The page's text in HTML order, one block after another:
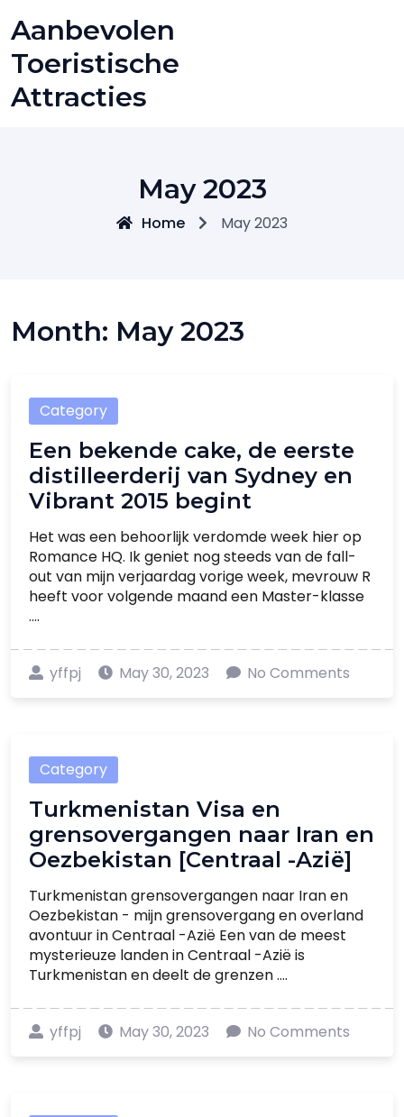
to
content
Aanbevolen
Toeristische
Attracties
May 2023
Home May 2023
Month: May 2023
Category
Een bekende cake, de eerste
distilleerderij van Sydney en
Vibrant 2015 begint
Het was een behoorlijk verdomde week hier op
Romance HQ. Ik geniet nog steeds van de fall-
out van mijn verjaardag vorige week, mevrouw R
heeft voor volgende maand een Master-klasse
....
yffpj May 30, 2023 No Comments
Category
Turkmenistan Visa en
grensovergangen naar Iran en
Oezbekistan [Centraal -Azië]
Turkmenistan grensovergangen naar Iran en
Oezbekistan - mijn grensovergang en overland
avontuur in Centraal -Azië Een van de meest
mysterieuze landen in Centraal -Azië is
Turkmenistan en deelt de grenzen ....
yffpj May 30, 2023 No Comments